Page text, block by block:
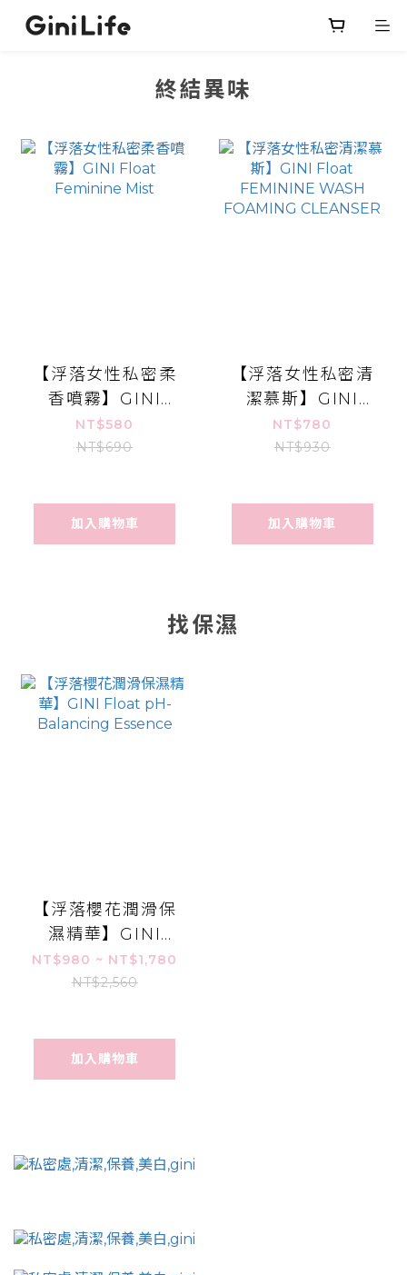
終結異味
【浮落女性私密柔
香噴霧】GINI
Float Feminine
Mist
NT$580
NT$690
加入購物車
【浮落女性私密清
潔慕斯】GINI
Float FEMININE
WASH
NT$780
NT$930
加入購物車
找保濕
【浮落櫻花潤滑保
濕精華】GINI
Float pH-
Balancing
NT$980 ~ NT$1,780
NT$2,560
加入購物車